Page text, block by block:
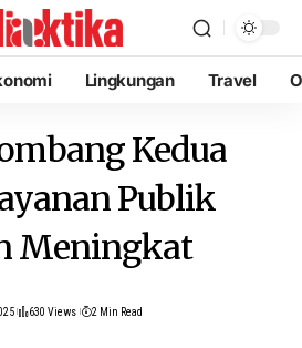
Lingkungan Travel
Kedua
Publik
Meningkat
630 Views 2 Min Read